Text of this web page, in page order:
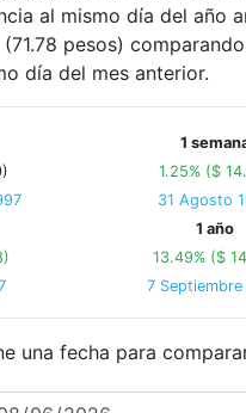
al mismo día del año
pesos)
día del mes anterior.
1
1.25% ($
31 Agosto
1 año
13.49% ($
7 Septiembre
una fecha para
Fecha